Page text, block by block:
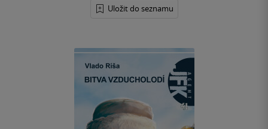
Uložit do seznamu